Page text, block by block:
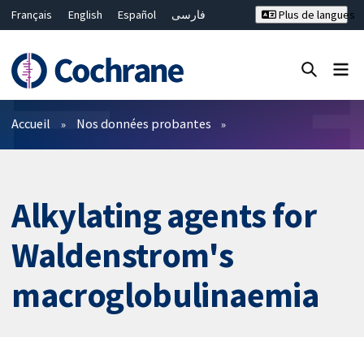
Français English Español
فارسی
Bahasa Malaysia
ไทย
繁體中文
简体中文
Plus de langues
Filtres
Accueil Nos données probantes
Alkylating agents for
Waldenstrom's
macroglobulinaemia